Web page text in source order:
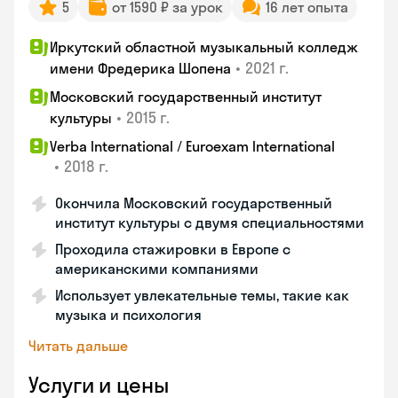
5 от 1590 ₽ за урок 16 лет опыта
Иркутский областной музыкальный колледж
имени Фредерика Шопена • 2021 г.
Московский государственный институт
культуры • 2015 г.
Verba International / Euroexam International
• 2018 г.
Окончила Московский государственный
институт культуры с двумя специальностями
Проходила стажировки в Европе с
американскими компаниями
Использует увлекательные темы, такие как
музыка и психология
Читать дальше
Услуги и цены